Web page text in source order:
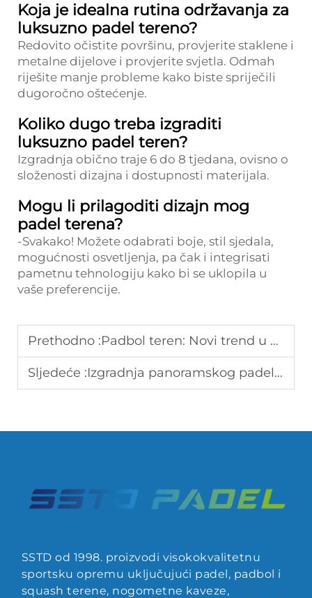
Koja je idealna rutina održavanja za
luksuzno padel tereno?
Redovito očistite površinu, provjerite staklene i
metalne dijelove i provjerite svjetla. Odmah
riješite manje probleme kako biste spriječili
dugoročno oštećenje.
Koliko dugo treba izgraditi
luksuzno padel teren?
Izgradnja obično traje 6 do 8 tjedana, ovisno o
složenosti dizajna i dostupnosti materijala.
Mogu li prilagoditi dizajn mog
padel terena?
-Svakako! Možete odabrati boje, stil sjedala,
mogućnosti osvetljenja, pa čak i integrisati
pametnu tehnologiju kako bi se uklopila u
vaše preferencije.
Prethodno :Padbol teren: Novi trend u sportskim objektima
Sljedeće :Izgradnja panoramskog padel terena: Vodič
SSTD od 1998. proizvodi visokokvalitetnu
sportsku opremu uključujući padel, padbol i
squash terene, nogometne kaveze,